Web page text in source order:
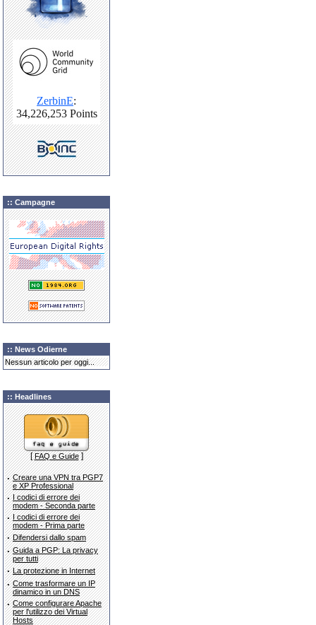
:: Campagne
:: News Odierne
Nessun articolo per oggi...
:: Headlines
[FAQ e Guide]
· Creare una VPN tra PGP7
e XP Professional
· I codici di errore dei
modem - Seconda parte
· I codici di errore dei
modem - Prima parte
· Difendersi dallo spam
· Guida a PGP: La privacy
per tutti
· La protezione in Internet
· Come trasformare un IP
dinamico in un DNS
· Come configurare Apache
per l'utilizzo dei Virtual
Hosts